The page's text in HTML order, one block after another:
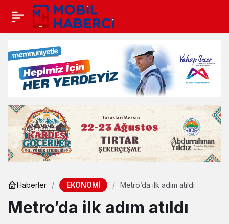
Haberler EKONOMİ Metro’da ilk adım atıldı
Metro’da ilk adım atıldı